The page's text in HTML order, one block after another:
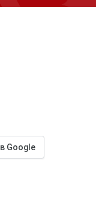
Google